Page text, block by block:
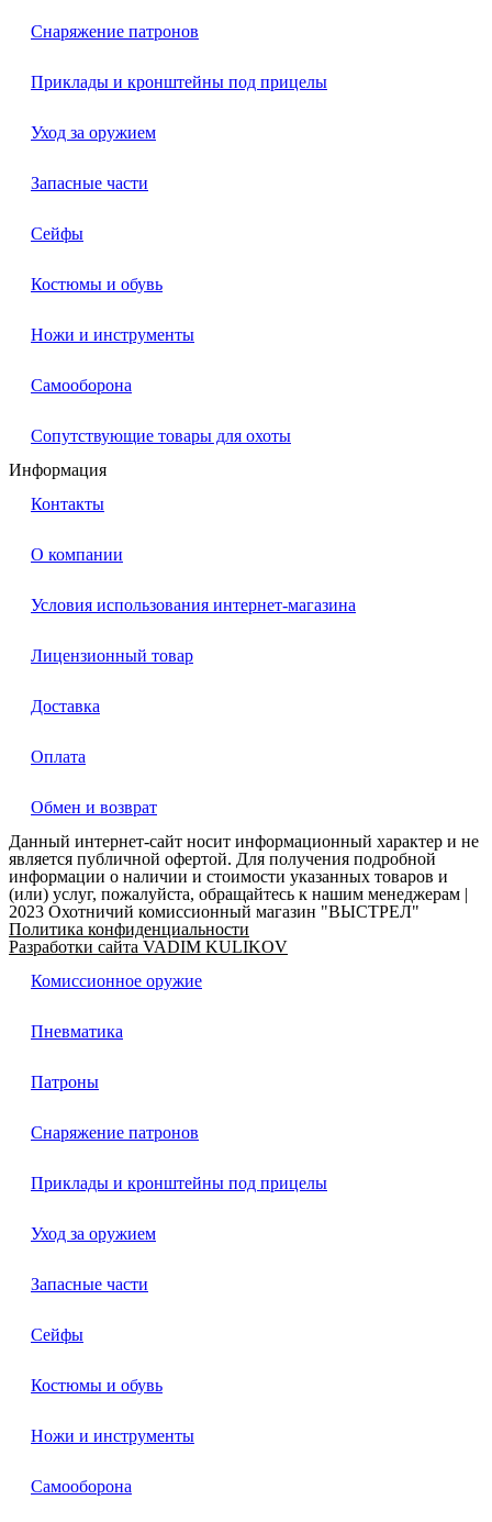
Снаряжение патронов
Приклады и кронштейны под прицелы
Уход за оружием
Запасные части
Сейфы
Костюмы и обувь
Ножи и инструменты
Самооборона
Сопутствующие товары для охоты
Информация
Контакты
О компании
Условия использования интернет-магазина
Лицензионный товар
Доставка
Оплата
Обмен и возврат
Данный интернет-сайт носит информационный характер и не
является публичной офертой. Для получения подробной
информации о наличии и стоимости указанных товаров и
(или) услуг, пожалуйста, обращайтесь к нашим менеджерам |
2023 Охотничий комиссионный магазин "ВЫСТРЕЛ"
Политика конфиденциальности
Разработки сайта VADIM KULIKOV
Комиссионное оружие
Пневматика
Патроны
Снаряжение патронов
Приклады и кронштейны под прицелы
Уход за оружием
Запасные части
Сейфы
Костюмы и обувь
Ножи и инструменты
Самооборона